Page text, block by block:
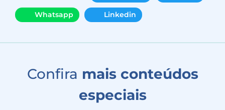
Whatsapp Linkedin
Confira mais conteúdos
especiais